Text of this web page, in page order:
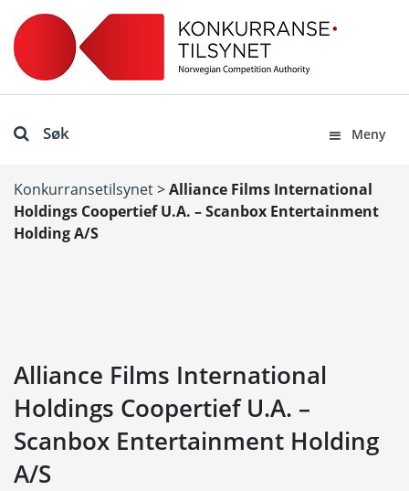
Søk Meny
Konkurransetilsynet>Alliance Films International
Holdings Coopertief U.A. – Scanbox Entertainment
Holding A/S
Alliance Films International
Holdings Coopertief U.A. –
Scanbox Entertainment Holding
A/S